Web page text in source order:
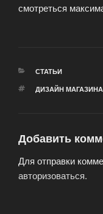
смотреться
РУБРИКИ
СТАТЬИ
МЕТКИ
ДИЗАЙН МАГАЗИНА
Добавить
Для отправки
авторизоваться.